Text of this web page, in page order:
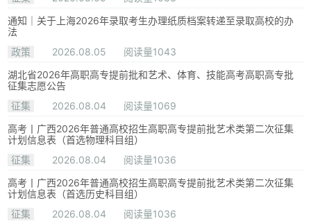
通知｜关于上海2026年录取考生办理纸质档案转递至录取高校的办
法
政策
2026.08.05
阅读量1043
湖北省2026年高职高专提前批和艺术、体育、技能高考高职高专批
征集志愿公告
征集
2026.08.04
阅读量1069
高考丨广西2026年普通高校招生高职高专提前批艺术类第二次征集
计划信息表（首选物理科目组）
征集
2026.08.04
阅读量1036
高考丨广西2026年普通高校招生高职高专提前批艺术类第二次征集
计划信息表（首选历史科目组）
征集
2026.08.04
阅读量1036